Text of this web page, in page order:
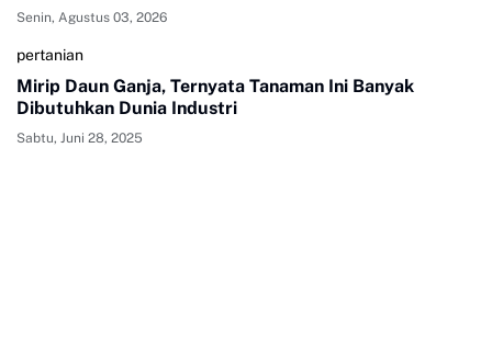
Senin, Agustus 03, 2026
pertanian
Mirip Daun Ganja, Ternyata Tanaman Ini Banyak
Dibutuhkan Dunia Industri
Sabtu, Juni 28, 2025